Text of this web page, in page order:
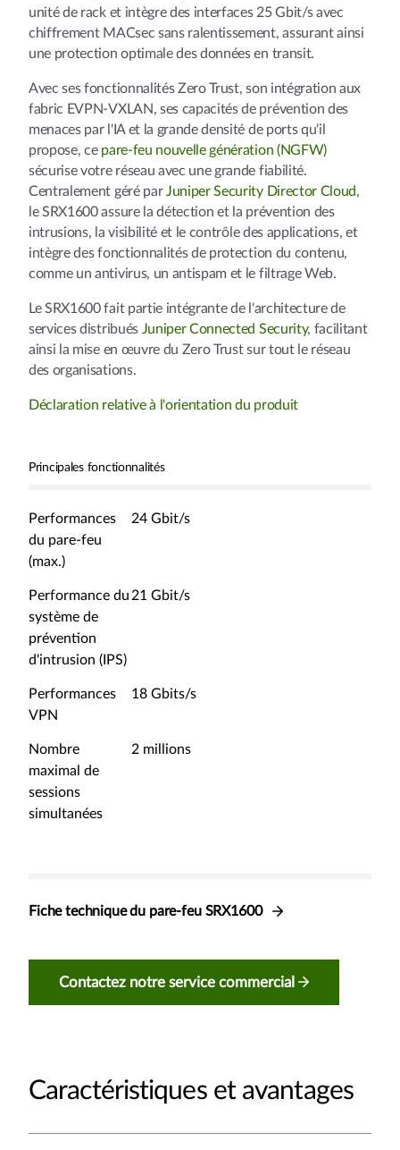
unité de rack et intègre des interfaces 25 Gbit/s avec
chiffrement MACsec sans ralentissement, assurant ainsi
une protection optimale des données en transit.
Avec ses fonctionnalités Zero Trust, son intégration aux
fabric EVPN-VXLAN, ses capacités de prévention des
menaces par l'IA et la grande densité de ports qu'il
propose, ce pare-feu nouvelle génération (NGFW)
sécurise votre réseau avec une grande fiabilité.
Centralement géré parJuniper Security Director Cloud,
le SRX1600 assure la détection et la prévention des
intrusions, la visibilité et le contrôle des applications, et
intègre des fonctionnalités de protection du contenu,
comme un antivirus, un antispam et le filtrage Web.
Le SRX1600 fait partie intégrante de l'architecture de
services distribués Juniper Connected Security, facilitant
ainsi la mise en œuvre du Zero Trust sur tout le réseau
des organisations.
Déclaration relative à l'orientation du produit
Principales fonctionnalités
Performances
du pare-feu
(max.)
24 Gbit/s
Performance du
système de
prévention
d'intrusion (IPS)
21 Gbit/s
Performances
VPN
18 Gbits/s
Nombre
maximal de
sessions
simultanées
2 millions
Fiche technique du pare-feu SRX1600
Contactez notre service commercial
Caractéristiques et avantages